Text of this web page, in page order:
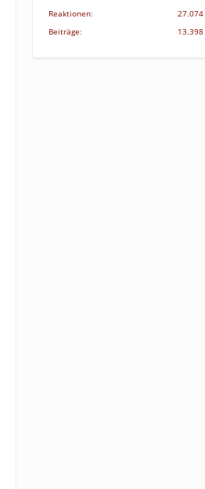
Reaktionen
27.074
Beiträge
13.398